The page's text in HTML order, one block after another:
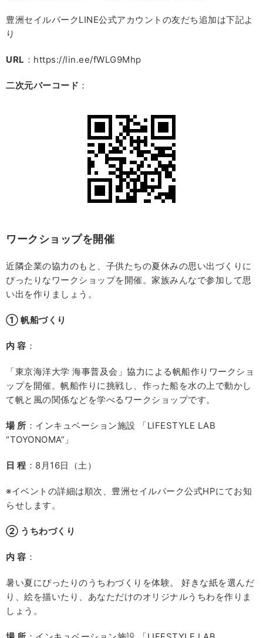
豊洲セイルパークLINE公式アカウントの友だち追加は下記よ
り
URL ：https://lin.ee/fWLG9Mhp
二次元バーコード ：
ワークショップを開催
近隣企業の協力のもと、子供たちの夏休みの思い出づくりに
ぴったりなワークショップを開催。家族みんなで参加して思
い出を作りましょう。
① 帆船づくり
内 容 ：
「東京海洋大学 海事普及会」協力による帆船作りワークショ
ップを開催。帆船作りに挑戦し、作った船を水の上で動かし
て帆と風の関係などを学べるワークショップです。
場 所 ：インキュベーション施設 「LIFESTYLE LAB
“TOYONOMA”」
日 程 ：8月16日（土）
※イベントの詳細は順次、豊洲セイルパーク公式HPにてお知
らせします。
② うちわづくり
内 容 ：
暑い夏にぴったりのうちわづくりを体験。 好きな紙を選んだ
り、絵を描いたり、あなただけのオリジナルうちわを作りま
しょう。